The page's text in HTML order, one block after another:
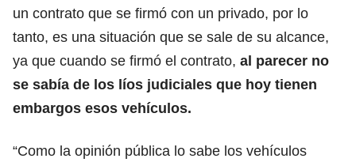
un contrato que se firmó con un privado, por lo
tanto, es una situación que se sale de su alcance,
ya que cuando se firmó el contrato, al parecer no
se sabía de los líos judiciales que hoy tienen
embargos esos vehículos.
“Como la opinión pública lo sabe los vehículos